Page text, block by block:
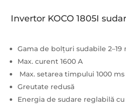
Invertor KOCO 1805I
Gama de bolțuri sudabile 2–19
Max. curent 1600 A
Max. setarea timpului 1000 ms
Greutate redusă
Energia de sudare reglabilă